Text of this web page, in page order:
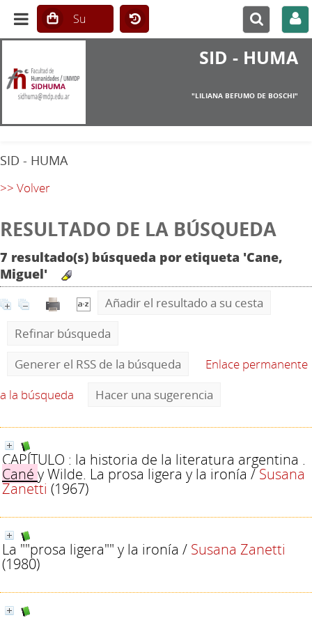
SID - HUMA
"LILIANA BEFUMO DE BOSCHI"
SID - HUMA
>> Volver
RESULTADO DE LA BÚSQUEDA
7 resultado(s) búsqueda por etiqueta 'Cane,
Miguel'
Añadir el resultado a su cesta
Refinar búsqueda
Generer el RSS de la búsqueda
Enlace permanente
a la búsqueda
Hacer una sugerencia
CAPÍTULO : la historia de la literatura argentina .
Cané y Wilde. La prosa ligera y la ironía /Susana
Zanetti (1967)
La ""prosa ligera"" y la ironía / Susana Zanetti
(1980)